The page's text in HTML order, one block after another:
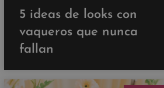
5 ideas de looks con
vaqueros que nunca
fallan